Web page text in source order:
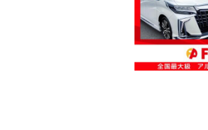
フロントカメ
－ ルーフレール